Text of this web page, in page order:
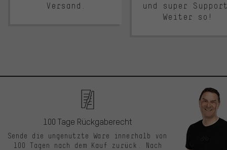
Versand.
und super
Weiter so!
100 Tage Rückgaberecht
Sende die ungenutzte Ware innerhalb von
100 Tagen nach dem Kauf zurück. Nach